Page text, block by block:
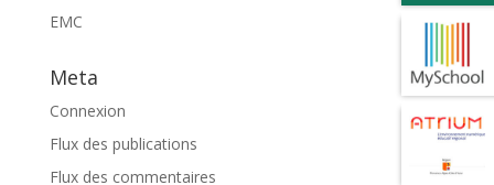
EMC
Meta
Connexion
Flux des publications
Flux des commentaires